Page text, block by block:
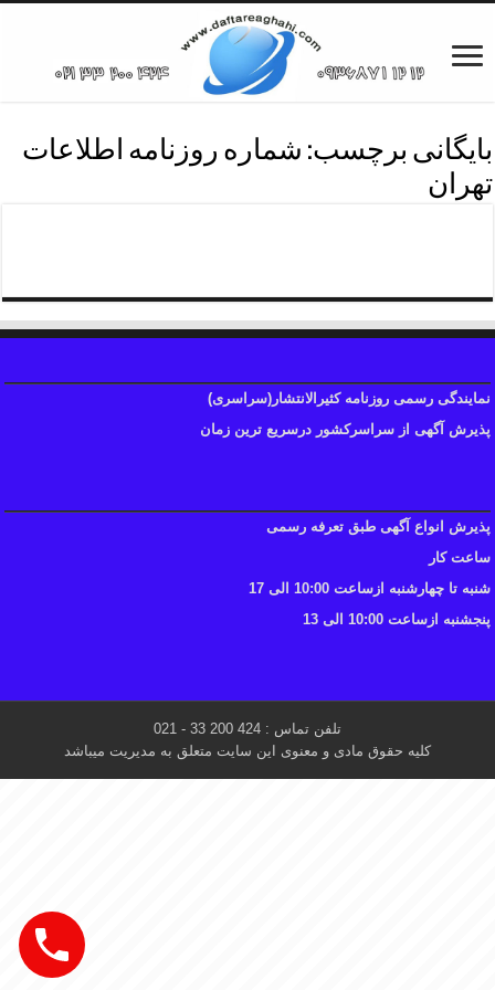
بایگانی برچسب: شماره روزنامه اطلاعات
تهران
نمایندگی رسمی روزنامه کثیرالانتشار(سراسری)
پذیرش آگهی از سراسرکشور درسریع ترین زمان
پذیرش انواع آگهی طبق تعرفه رسمی
ساعت کار
شنبه تا چهارشنبه ازساعت 10:00 الی 17
پنجشنبه ازساعت 10:00 الی 13
تلفن تماس : 424 200 33 - 021
کلیه حقوق مادی و معنوی این سایت متعلق به مدیریت میباشد